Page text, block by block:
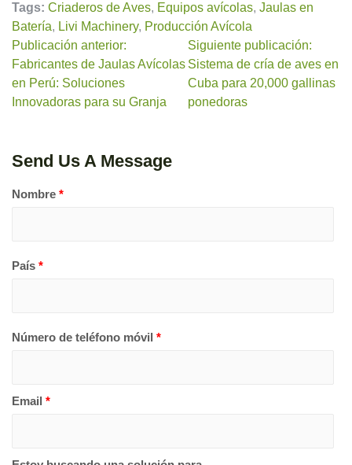
Tags: Criaderos de Aves, Equipos avícolas, Jaulas en
Batería, Livi Machinery, Producción Avícola
Publicación anterior:
Fabricantes de Jaulas Avícolas
en Perú: Soluciones
Innovadoras para su Granja
Siguiente publicación:
Sistema de cría de aves en
Cuba para 20,000 gallinas
ponedoras
Send Us A Message
Nombre *
País *
Número de teléfono móvil *
Email *